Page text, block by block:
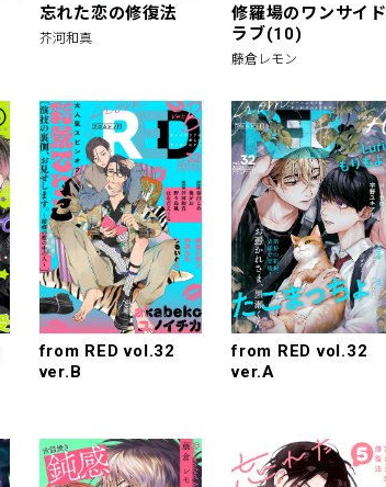
忘れた恋の修復法
芥河和真
修羅場のワンサイド
ラブ(10)
藤倉レモン
from RED vol.32
ver.B
from RED vol.32
ver.A